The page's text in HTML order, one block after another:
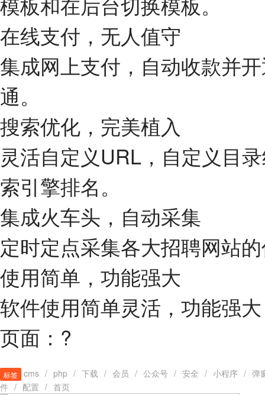
在线支付，无人值守
集成网上支付，自动收款并
通。
搜索优化，完美植入
灵活自定义URL，自定义目
索引擎排名。
集成火车头，自动采集
定时定点采集各大招聘网站
使用简单，功能强大
软件使用简单灵活，功能强
页面：?
标签 cms / php / 下载 / 会员 / 公众号 / 安全 / 小程序 / 弹
件 / 配置 / 首页